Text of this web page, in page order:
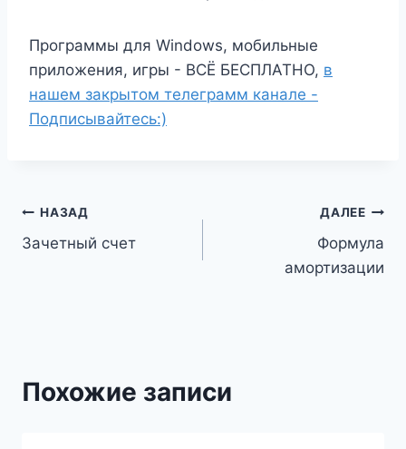
Программы для Windows, мобильные
приложения, игры - ВСЁ БЕСПЛАТНО, в
нашем закрытом телеграмм канале -
Подписывайтесь:)
Навигация
по
НАЗАД
Зачетный счет
ДАЛЕЕ
Формула
амортизации
Похожие записи